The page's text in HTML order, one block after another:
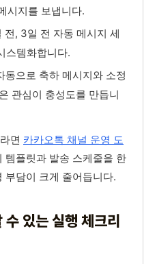
시지를 보냅니다.
전, 3일 전 자동 메시지 세
스템화합니다.
동으로 축하 메시지와 소정
관심이 충성도를 만듭니
면 카카오톡 채널 운영 도
템플릿과 발송 스케줄을 한
부담이 크게 줄어듭니다.
있는 실행 체크리